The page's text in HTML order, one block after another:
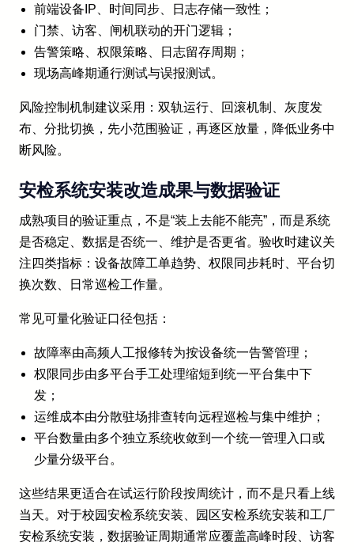
前端设备IP、时间同步、日志存储一致性；
门禁、访客、闸机联动的开门逻辑；
告警策略、权限策略、日志留存周期；
现场高峰期通行测试与误报测试。
风险控制机制建议采用：双轨运行、回滚机制、灰度发
布、分批切换，先小范围验证，再逐区放量，降低业务中
断风险。
安检系统安装改造成果与数据验证
成熟项目的验证重点，不是“装上去能不能亮”，而是系统
是否稳定、数据是否统一、维护是否更省。验收时建议关
注四类指标：设备故障工单趋势、权限同步耗时、平台切
换次数、日常巡检工作量。
常见可量化验证口径包括：
故障率由高频人工报修转为按设备统一告警管理；
权限同步由多平台手工处理缩短到统一平台集中下
发；
运维成本由分散驻场排查转向远程巡检与集中维护；
平台数量由多个独立系统收敛到一个统一管理入口或
少量分级平台。
这些结果更适合在试运行阶段按周统计，而不是只看上线
当天。对于校园安检系统安装、园区安检系统安装和工厂
安检系统安装，数据验证周期通常应覆盖高峰时段、访客